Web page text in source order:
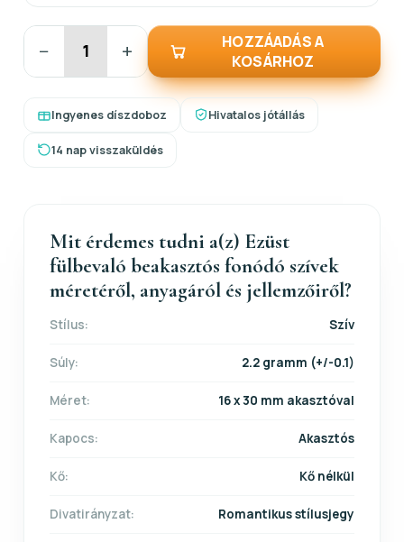
− +
HOZZÁADÁS A
KOSÁRHOZ
Ingyenes díszdoboz Hivatalos jótállás
14 nap visszaküldés
Mit érdemes tudni a(z) Ezüst
fülbevaló beakasztós fonódó szívek
méretéről, anyagáról és jellemzőiről?
Stílus: Szív
Súly: 2.2 gramm (+/-0.1)
Méret: 16 x 30 mm akasztóval
Kapocs: Akasztós
Kő: Kő nélkül
Divatirányzat: Romantikus stílusjegy